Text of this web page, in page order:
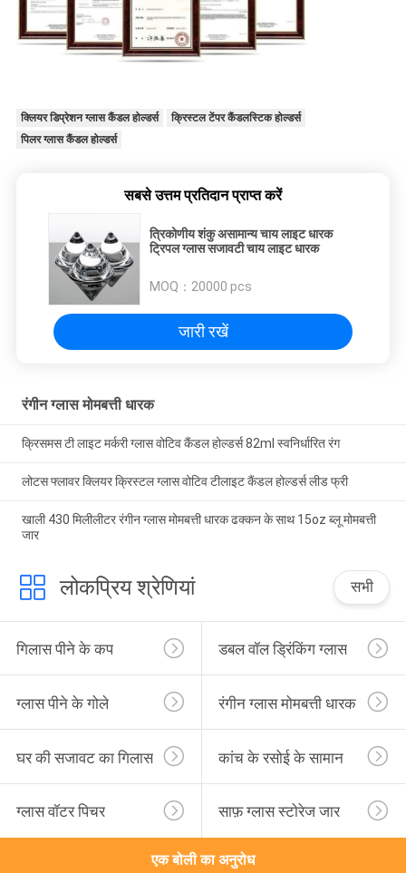
क्लियर डिप्रेशन ग्लास कैंडल होल्डर्स
क्रिस्टल टेंपर कैंडलस्टिक होल्डर्स
पिलर ग्लास कैंडल होल्डर्स
सबसे उत्तम प्रतिदान प्राप्त करें
त्रिकोणीय शंकु असामान्य चाय लाइट धारक
ट्रिपल ग्लास सजावटी चाय लाइट धारक
MOQ： 20000 pcs
जारी रखें
रंगीन ग्लास मोमबत्ती धारक
क्रिसमस टी लाइट मर्करी ग्लास वोटिव कैंडल होल्डर्स 82ml स्वनिर्धारित रंग
लोटस फ्लावर क्लियर क्रिस्टल ग्लास वोटिव टीलाइट कैंडल होल्डर्स लीड फ्री
खाली 430 मिलीलीटर रंगीन ग्लास मोमबत्ती धारक ढक्कन के साथ 15oz ब्लू मोमबत्ती
जार
लोकप्रिय श्रेणियां सभी
गिलास पीने के कप डबल वॉल ड्रिंकिंग ग्लास
ग्लास पीने के गोले रंगीन ग्लास मोमबत्ती धारक
घर की सजावट का गिलास कांच के रसोई के सामान
ग्लास वॉटर पिचर साफ़ ग्लास स्टोरेज जार
एक बोली का अनुरोध